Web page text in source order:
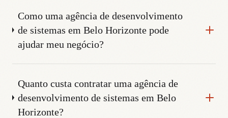
Como uma agência de desenvolvimento
de sistemas em Belo Horizonte pode
ajudar meu negócio?
Quanto custa contratar uma agência de
desenvolvimento de sistemas em Belo
Horizonte?